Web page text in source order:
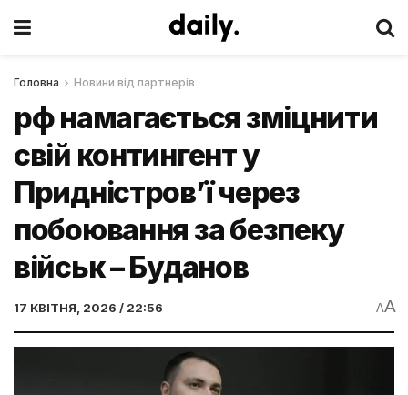
Головна Новини від партнерів
рф намагається зміцнити
свій контингент у
Придністров’ї через
побоювання за безпеку
військ – Буданов
17 КВІТНЯ, 2026 / 22:56 AA